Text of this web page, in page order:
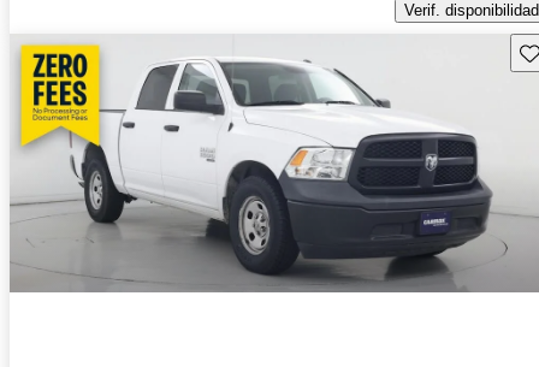
Verif. disponibilidad